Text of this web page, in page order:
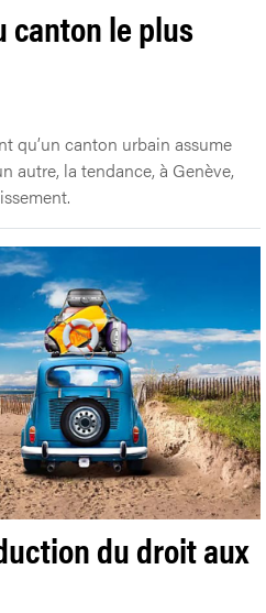
canton le plus
qu’un canton urbain assume
autre, la tendance, à Genève,
du droit aux